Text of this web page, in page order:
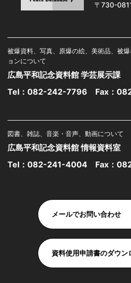
〒730-
被爆資料、写真、原爆の絵、美術品、被
ョンについて
広島平和記念資料館 学芸展示課
Tel： 082-242-7796 Fax：
図書、雑誌、音楽・音声、動画について
広島平和記念資料館 情報資料室
Tel： 082-241-4004 Fax：
メールでお問い合わせ
資料使用申請書のダウン